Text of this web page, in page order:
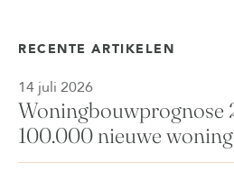
RECENTE ARTIKELEN
14 juli 2026
Woningbouwprognose
100.000 nieuwe